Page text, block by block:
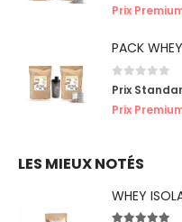
Prix
0 out of 5
Prix
Prix
LES MIEUX NOTÉS
WHEY